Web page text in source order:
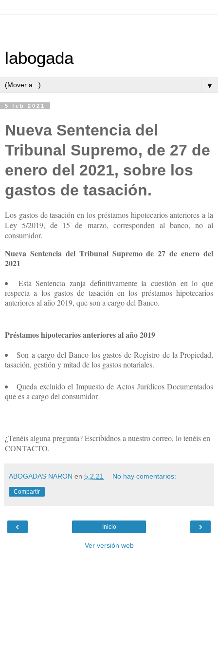
labogada
▼
5 feb 2021
Nueva Sentencia del
Tribunal Supremo, de 27 de
enero del 2021, sobre los
gastos de tasación.
Los gastos de tasación en los préstamos hipotecarios anteriores a la
Ley 5/2019, de 15 de marzo, corresponden al banco, no al
consumidor.
Nueva Sentencia del Tribunal Supremo de 27 de enero del
2021
Esta Sentencia zanja definitivamente la cuestión en lo que
respecta a los gastos de tasación en los préstamos hipotecarios
anteriores al año 2019, que son a cargo del Banco.
Préstamos hipotecarios anteriores al año 2019
Son a cargo del Banco los gastos de Registro de la Propiedad,
tasación, gestión y mitad de los gastos notariales.
Queda excluido el Impuesto de Actos Jurídicos Documentados
que es a cargo del consumidor
¿Tenéis alguna pregunta? Escribidnos a nuestro correo, lo tenéis en
CONTACTO.
ABOGADAS NARON en 5.2.21 No hay comentarios:
Compartir
‹ ›
Inicio
Ver versión web